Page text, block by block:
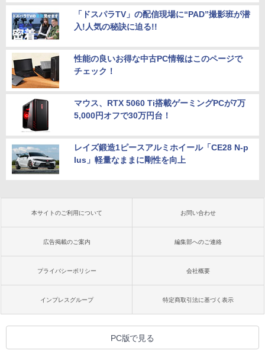
「ドスパラTV」の配信現場に“PAD”撮影班が潜
入!人気の秘訣に迫る!!
性能の良いお得な中古PC情報はこのページで
チェック！
マウス、RTX 5060 Ti搭載ゲーミングPCが7万
5,000円オフで30万円台！
レイズ鍛造1ピースアルミホイール「CE28 N-p
lus」軽量なままに剛性を向上
本サイトのご利用について お問い合わせ
広告掲載のご案内 編集部へのご連絡
プライバシーポリシー 会社概要
インプレスグループ 特定商取引法に基づく表示
PC版で見る